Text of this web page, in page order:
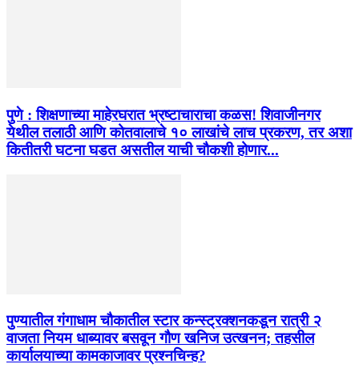
पुणे : शिक्षणाच्या माहेरघरात भ्रष्टाचाराचा कळस! शिवाजीनगर
येथील तलाठी आणि कोतवालाचे १० लाखांचे लाच प्रकरण, तर अशा
कितीतरी घटना घडत असतील याची चौकशी होणार...
पुण्यातील गंगाधाम चौकातील स्टार कन्स्ट्रक्शनकडून रात्री २
वाजता नियम धाब्यावर बसवून गौण खनिज उत्खनन; तहसील
कार्यालयाच्या कामकाजावर प्रश्नचिन्ह?